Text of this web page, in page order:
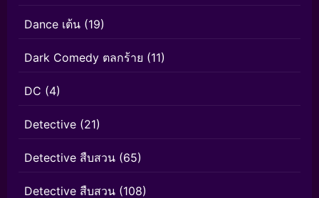
Dance เต้น (19)
Dark Comedy ตลกร้าย (11)
DC (4)
Detective (21)
Detective สืบสวน (65)
Detective สืบสวน (108)